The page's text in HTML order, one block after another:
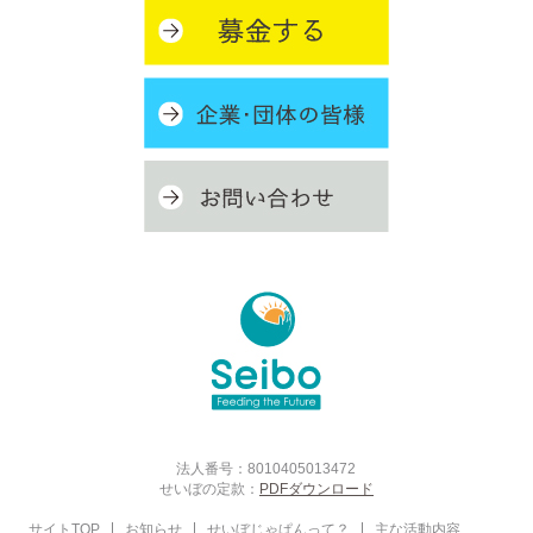
法人番号：8010405013472
せいぼの定款： PDFダウンロード
サイトTOP お知らせ せいぼじゃぱんって？ 主な活動内容